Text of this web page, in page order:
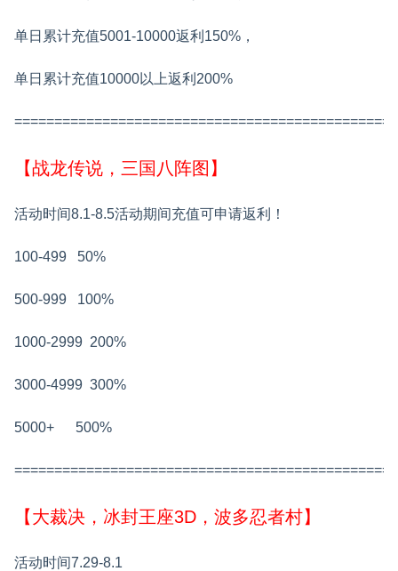
单日累计充值5001-10000返利150%，
单日累计充值10000以上返利200%
【战龙传说，三国八阵图】
活动时间8.1-8.5活动期间充值可申请返利！
100-499 50%
500-999 100%
1000-2999 200%
3000-4999 300%
5000+ 500%
【大裁决，冰封王座3D，波多忍者村】
活动时间7.29-8.1